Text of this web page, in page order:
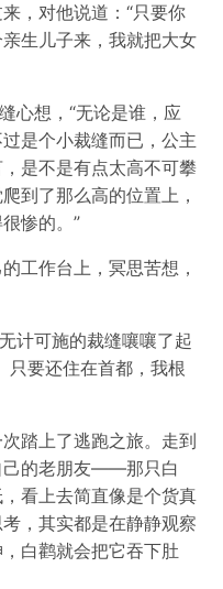
，对他说道：“只要你
生儿子来，我就把大女
心想，“无论是谁，应
是个小裁缝而已，公主
是不是有点太高不可攀
到了那么高的位置上，
惨的。”
工作台上，冥思苦想，
计可施的裁缝嚷嚷了起
只要还住在首都，我根
踏上了逃跑之旅。走到
己的老朋友——那只白
看上去简直像是个货真
，其实都是在静静观察
白鹳就会把它吞下肚